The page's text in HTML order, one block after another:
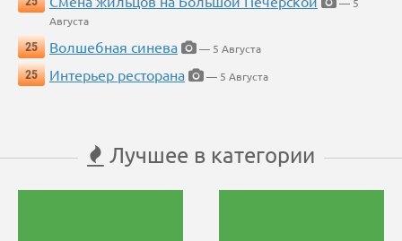
Августа
25
Волшебная синева
— 5 Августа
25
Интерьер ресторана — 5 Августа
Лучшее в категории